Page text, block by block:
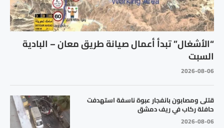
“الأشغال” تبدأ أعمال صيانة طريق معان – البادية
السبت
2026-08-06
قتلى ومصابون بانفجار عبوة ناسفة استهدفت
حافلة ركاب في ريف دمشق
2026-08-06